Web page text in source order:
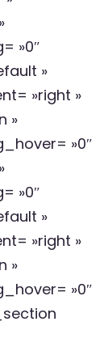
»0″
»
»right »
»
»0″
»0″
»
»right »
»
»0″